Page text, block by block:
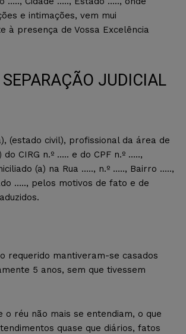
e intimações, vem mui
à presença de Vossa Excelência
JUDICIAL
(estado civil), profissional da área de
CIRG n.º ….. e do CPF n.º …..,
(a) na Rua ….., n.º ….., Bairro …..,
….., pelos motivos de fato e de
requerido mantiveram-se casados
5 anos, sem que tivessem
o réu não mais se entendiam, o que
quase que diários, fatos